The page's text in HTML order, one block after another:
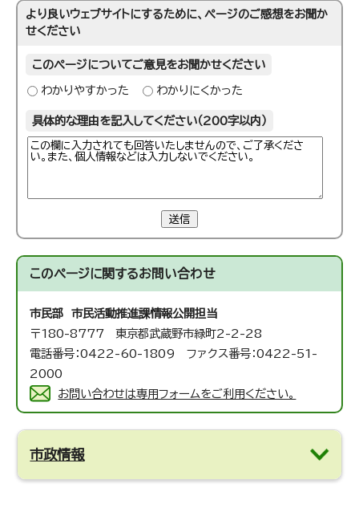
より良いウェブサイトにするために、ページのご感想をお聞か
せください
このページについてご意見をお聞かせください
わかりやすかった わかりにくかった
具体的な理由を記入してください（200字以内）
送信
このページに関するお問い合わせ
市民部 市民活動推進課情報公開担当
〒180-8777 東京都武蔵野市緑町2-2-28
電話番号：0422-60-1809 ファクス番号：0422-51-
2000
お問い合わせは専用フォームをご利用ください。
市政情報